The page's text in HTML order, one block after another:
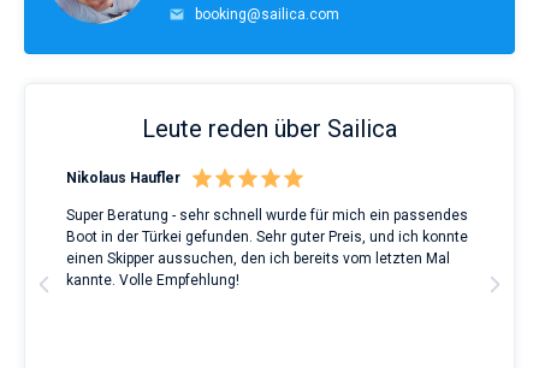
booking@sailica.com
Leute reden über Sailica
Nikolaus Haufler
Super Beratung - sehr schnell wurde für mich ein passendes
Boot in der Türkei gefunden. Sehr guter Preis, und ich konnte
einen Skipper aussuchen, den ich bereits vom letzten Mal
kannte. Volle Empfehlung!